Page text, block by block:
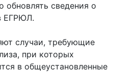
обновлять сведения о
ЕГРЮЛ.
случаи, требующие
при которых
в общеустановленные